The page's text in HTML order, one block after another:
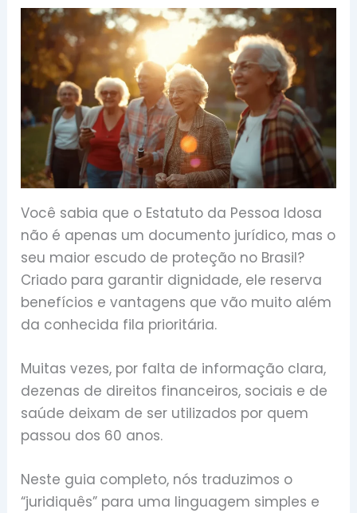
Você sabia que o Estatuto da Pessoa Idosa
não é apenas um documento jurídico, mas o
seu maior escudo de proteção no Brasil?
Criado para garantir dignidade, ele reserva
benefícios e vantagens que vão muito além
da conhecida fila prioritária.
Muitas vezes, por falta de informação clara,
dezenas de direitos financeiros, sociais e de
saúde deixam de ser utilizados por quem
passou dos 60 anos.
Neste guia completo, nós traduzimos o
“juridiquês” para uma linguagem simples e